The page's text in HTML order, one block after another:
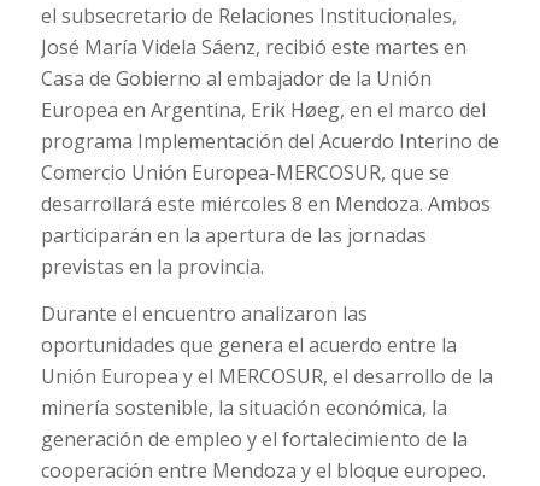
el subsecretario de Relaciones Institucionales,
José María Videla Sáenz, recibió este martes en
Casa de Gobierno al embajador de la Unión
Europea en Argentina, Erik Høeg, en el marco del
programa Implementación del Acuerdo Interino de
Comercio Unión Europea-MERCOSUR, que se
desarrollará este miércoles 8 en Mendoza. Ambos
participarán en la apertura de las jornadas
previstas en la provincia.
Durante el encuentro analizaron las
oportunidades que genera el acuerdo entre la
Unión Europea y el MERCOSUR, el desarrollo de la
minería sostenible, la situación económica, la
generación de empleo y el fortalecimiento de la
cooperación entre Mendoza y el bloque europeo.